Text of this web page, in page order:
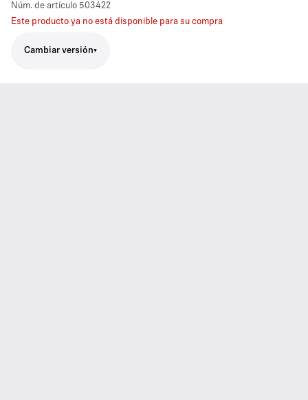
Núm. de artículo 503422
Este producto ya no está disponible para su compra
Cambiar versión